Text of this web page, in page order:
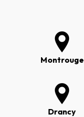
Montrouge
Drancy